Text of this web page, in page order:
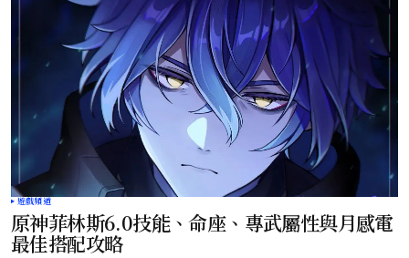
遊戲頻道
原神菲林斯6.0技能、命座、專武屬性與月感電
最佳搭配攻略